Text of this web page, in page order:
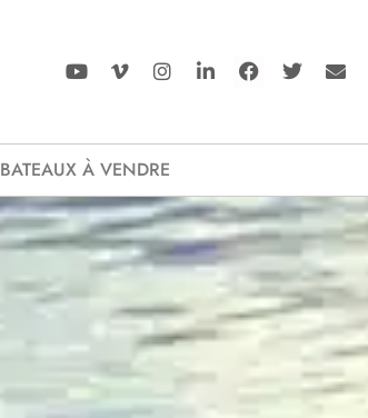
BATEAUX À VENDRE